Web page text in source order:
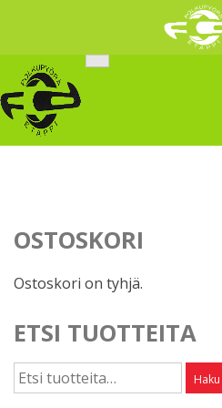
content
OSTOSKORI
Ostoskori on tyhjä.
ETSI TUOTTEITA
Etsi: Haku